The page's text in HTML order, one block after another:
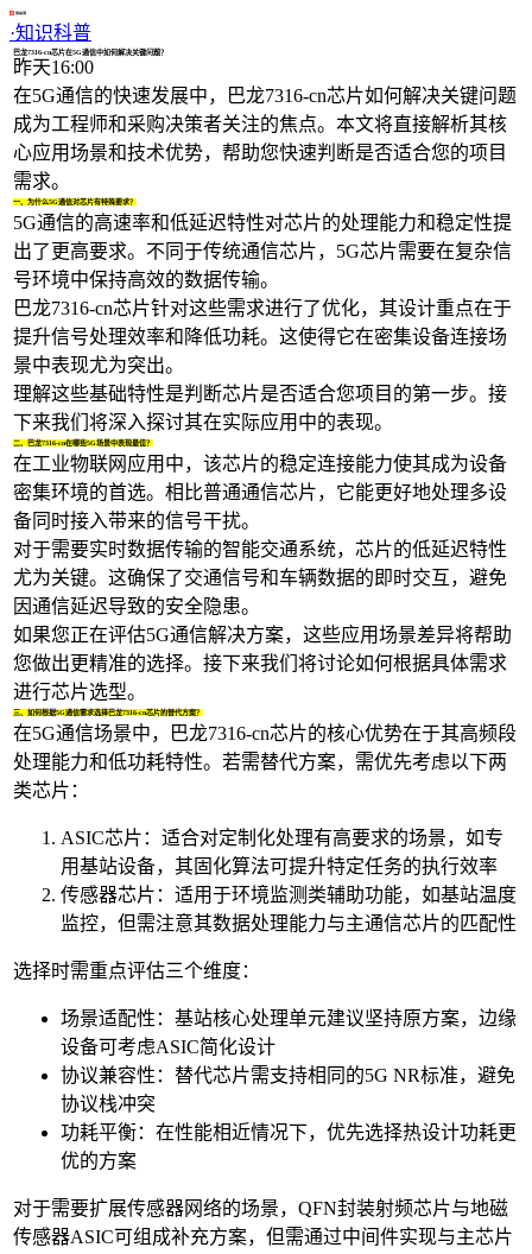
·知识科普
巴龙7316-cn芯片在5G通信中如何解决关键问题？
昨天16:00
在5G通信的快速发展中，巴龙7316-cn芯片如何解决关键问题
成为工程师和采购决策者关注的焦点。本文将直接解析其核
心应用场景和技术优势，帮助您快速判断是否适合您的项目
需求。
一、为什么5G通信对芯片有特殊要求？
5G通信的高速率和低延迟特性对芯片的处理能力和稳定性提
出了更高要求。不同于传统通信芯片，5G芯片需要在复杂信
号环境中保持高效的数据传输。
巴龙7316-cn芯片针对这些需求进行了优化，其设计重点在于
提升信号处理效率和降低功耗。这使得它在密集设备连接场
景中表现尤为突出。
理解这些基础特性是判断芯片是否适合您项目的第一步。接
下来我们将深入探讨其在实际应用中的表现。
二、巴龙7316-cn在哪些5G场景中表现最佳？
在工业物联网应用中，该芯片的稳定连接能力使其成为设备
密集环境的首选。相比普通通信芯片，它能更好地处理多设
备同时接入带来的信号干扰。
对于需要实时数据传输的智能交通系统，芯片的低延迟特性
尤为关键。这确保了交通信号和车辆数据的即时交互，避免
因通信延迟导致的安全隐患。
如果您正在评估5G通信解决方案，这些应用场景差异将帮助
您做出更精准的选择。接下来我们将讨论如何根据具体需求
进行芯片选型。
三、如何根据5G通信需求选择巴龙7316-cn芯片的替代方案？
在5G通信场景中，巴龙7316-cn芯片的核心优势在于其高频段
处理能力和低功耗特性。若需替代方案，需优先考虑以下两
类芯片：
ASIC芯片：适合对定制化处理有高要求的场景，如专
用基站设备，其固化算法可提升特定任务的执行效率
传感器芯片 ：适用于环境监测类辅助功能，如基站温度
监控，但需注意其数据处理能力与主通信芯片的匹配性
选择时需重点评估三个维度：
场景适配性：基站核心处理单元建议坚持原方案，边缘
设备可考虑ASIC简化设计
协议兼容性：替代芯片需支持相同的5G NR标准，避免
协议栈冲突
功耗平衡：在性能相近情况下，优先选择热设计功耗更
优的方案
对于需要扩展传感器网络的场景， QFN封装射频芯片与地磁
传感器ASIC可组成补充方案，但需通过中间件实现与主芯片